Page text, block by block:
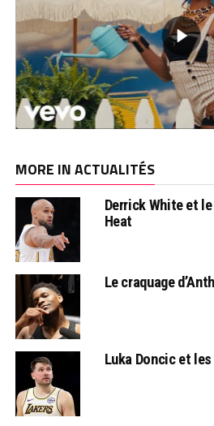
MORE IN ACTUALITÉS
Derrick White et
Heat
Le craquage
Luka Doncic et